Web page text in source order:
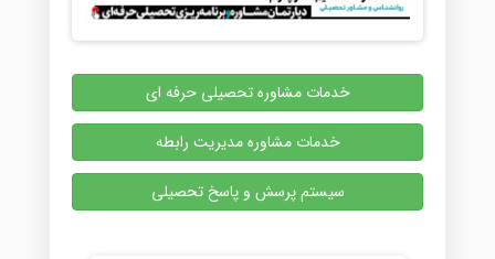
خدمات مشاوره تحصیلی حرفه ای
خدمات مشاوره مدیریت رابطه
سیستم پرسش و پاسخ تحصیلی